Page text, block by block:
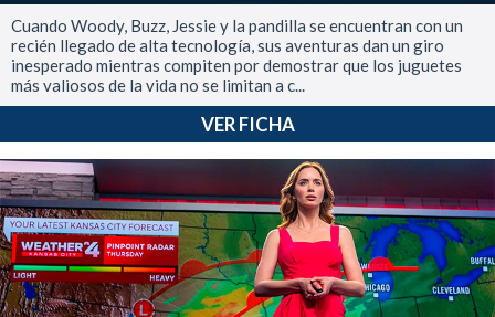
Cuando Woody, Buzz, Jessie y la pandilla se encuentran con un
recién llegado de alta tecnología, sus aventuras dan un giro
inesperado mientras compiten por demostrar que los juguetes
más valiosos de la vida no se limitan a c...
VER FICHA